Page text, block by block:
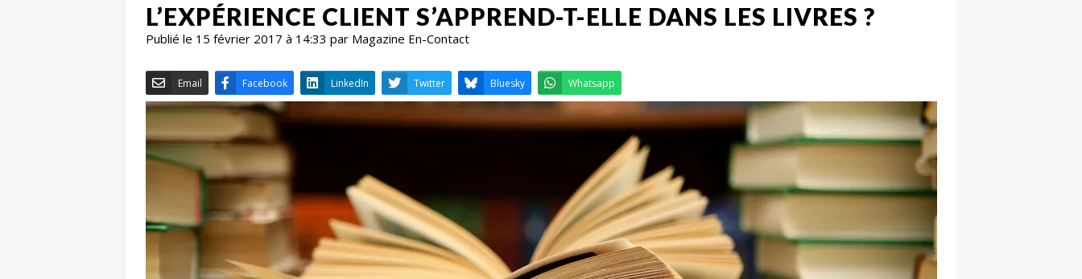
L’EXPÉRIENCE CLIENT S’APPREND-T-ELLE DANS LES LIVRES ?
Publié le 15 février 2017 à 14:33 par Magazine En-Contact
Email Facebook Bluesky Whatsapp